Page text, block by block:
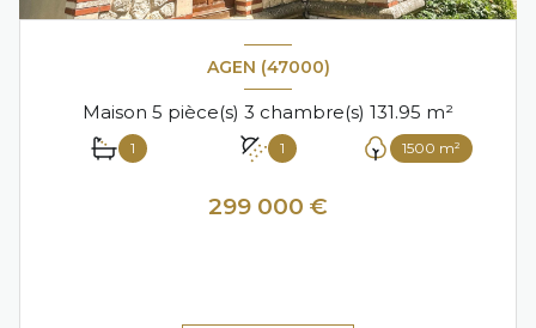
AGEN (47000)
Maison 5 pièce(s) 3 chambre(s) 131.95 m²
1 1 1500 m²
299 000 €